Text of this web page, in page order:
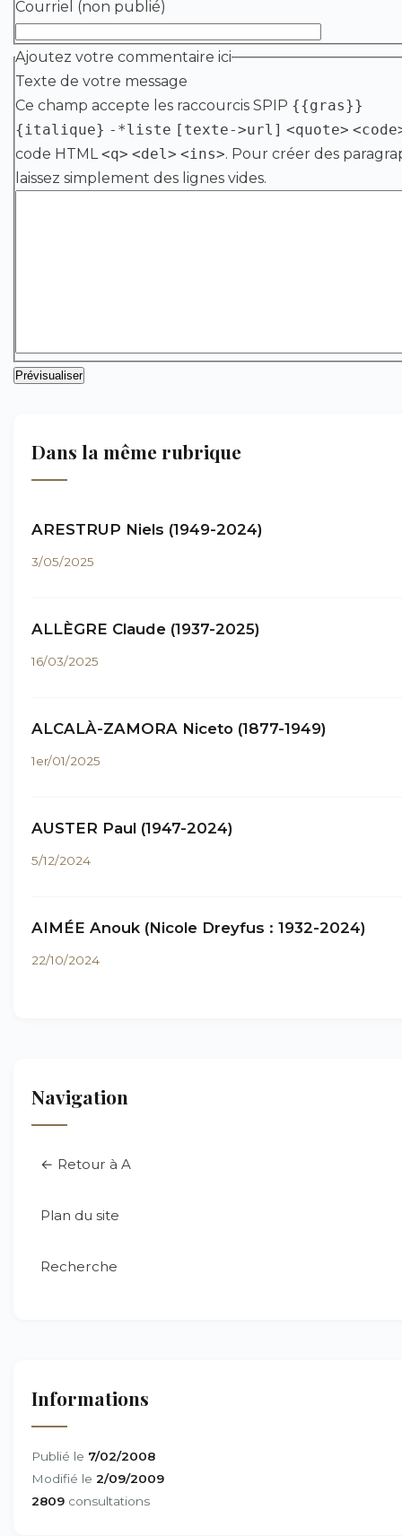
Courriel (non publié)
Ajoutez votre commentaire ici
Texte de votre message
Ce champ accepte les raccourcis SPIP {{gras}}
{italique} -*liste [texte->url] <quote>
code HTML<q> <del> <ins>. Pour créer des
laissez simplement des lignes vides.
Dans la même rubrique
ARESTRUP Niels (1949-2024)
3/05/2025
ALLÈGRE Claude (1937-2025)
16/03/2025
ALCALÀ-ZAMORA Niceto (1877-1949)
1er/01/2025
AUSTER Paul (1947-2024)
5/12/2024
AIMÉE Anouk (Nicole Dreyfus : 1932-2024)
22/10/2024
Navigation
← Retour à A
Plan du site
Recherche
Informations
Publié le 7/02/2008
Modifié le 2/09/2009
2809 consultations